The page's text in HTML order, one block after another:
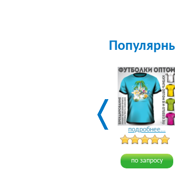
подробнее...
по запросу